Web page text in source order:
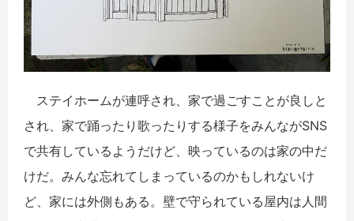
ステイホームが連呼され、家で過ごすことが良しと
され、家で踊ったり歌ったりする様子をみんながSNS
で共有しているようだけど、映っているのは家の中だ
けだ。みんな忘れてしまっているのかもしれないけ
ど、家には外側もある。壁で守られている屋内は人間